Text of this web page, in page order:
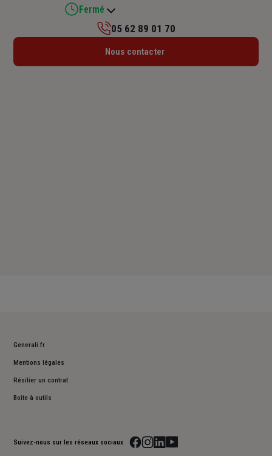
Fermé
Lundi : 09h – 12h / 13h30 – 17h
05 62 89 01 70
Nous contacter
Generali.fr
Mentions légales
Résilier un contrat
Boite à outils
Suivez-nous sur les réseaux sociaux